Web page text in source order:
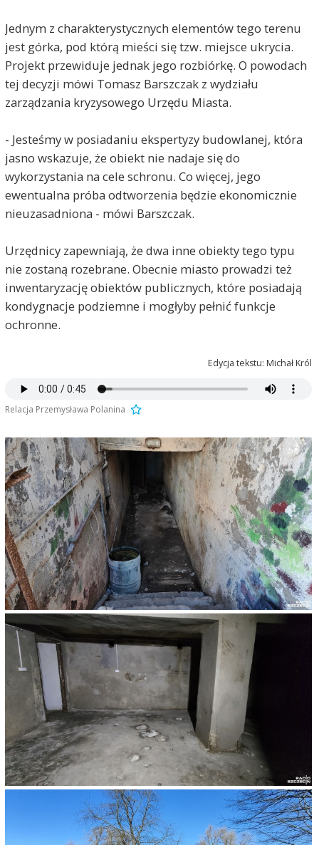
Jednym z charakterystycznych elementów tego terenu
jest górka, pod którą mieści się tzw. miejsce ukrycia.
Projekt przewiduje jednak jego rozbiórkę. O powodach
tej decyzji mówi Tomasz Barszczak z wydziału
zarządzania kryzysowego Urzędu Miasta.
- Jesteśmy w posiadaniu ekspertyzy budowlanej, która
jasno wskazuje, że obiekt nie nadaje się do
wykorzystania na cele schronu. Co więcej, jego
ewentualna próba odtworzenia będzie ekonomicznie
nieuzasadniona - mówi Barszczak.
Urzędnicy zapewniają, że dwa inne obiekty tego typu
nie zostaną rozebrane. Obecnie miasto prowadzi też
inwentaryzację obiektów publicznych, które posiadają
kondygnacje podziemne i mogłyby pełnić funkcje
ochronne.
Edycja tekstu: Michał Król
Relacja Przemysława Polanina